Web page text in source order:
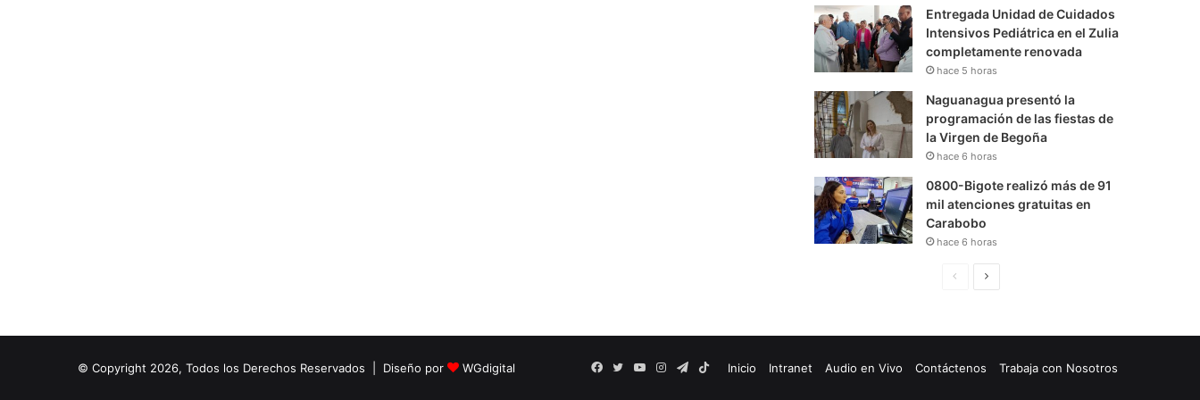
Entregada Unidad de Cuidados
Intensivos Pediátrica en el Zulia
completamente renovada
hace 5 horas
Naguanagua presentó la
programación de las fiestas de
la Virgen de Begoña
hace 6 horas
0800-Bigote realizó más de 91
mil atenciones gratuitas en
Carabobo
hace 6 horas
n
S
© Copyright 2026, Todos los Derechos Reservados | Diseño por WGdigital Inicio Intranet Audio en Vivo Contáctenos Trabaja con Nosotros
Facebook
TwitterYouTubeInstagramTelegram
TikTok